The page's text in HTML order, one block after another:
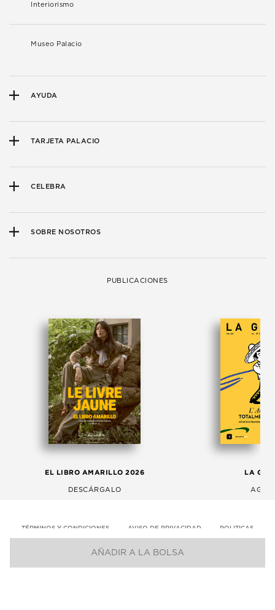
AÑADIR A LA BOLSA
Interiorismo
Museo Palacio
AYUDA
TARJETA PALACIO
CELEBRA
SOBRE NOSOTROS
PUBLICACIONES
EL LIBRO AMARILLO 2026
DESCÁRGALO
LA
TÉRMINOS Y CONDICIONES AVISO DE PRIVACIDAD POLITICAS